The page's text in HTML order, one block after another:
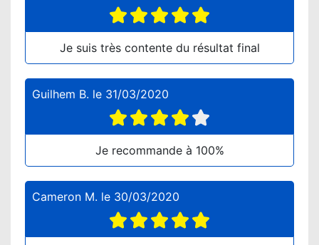
Je suis très contente du résultat final
Guilhem B. le 31/03/2020
Je recommande à 100%
Cameron M. le 30/03/2020